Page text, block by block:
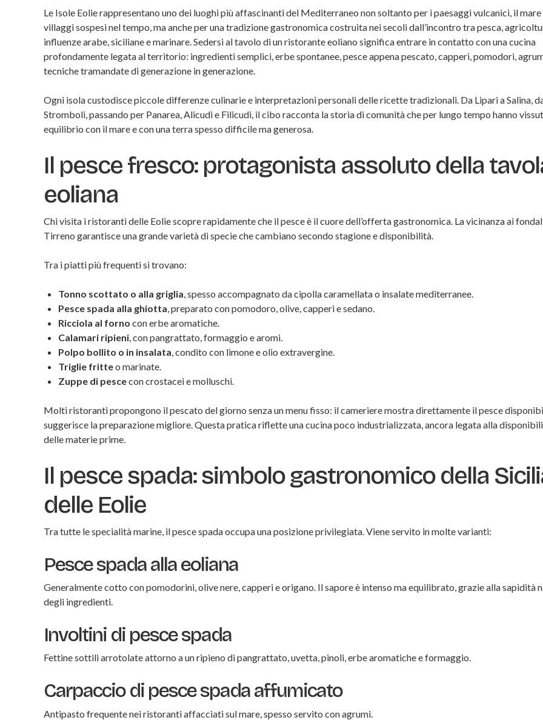
Le Isole Eolie rappresentano uno dei luoghi più affascinanti del Mediterraneo non soltanto per i paesaggi vulcanici, il
villaggi sospesi nel tempo, ma anche per una tradizione gastronomica costruita nei secoli dall’incontro tra pesca,
influenze arabe, siciliane e marinare. Sedersi al tavolo di un ristorante eoliano significa entrare in contatto con una cucina
profondamente legata al territorio: ingredienti semplici, erbe spontanee, pesce appena pescato, capperi, pomodori,
tecniche tramandate di generazione in generazione.
Ogni isola custodisce piccole differenze culinarie e interpretazioni personali delle ricette tradizionali. Da Lipari a Salina,
Stromboli, passando per Panarea, Alicudi e Filicudi, il cibo racconta la storia di comunità che per lungo tempo hanno
equilibrio con il mare e con una terra spesso difficile ma generosa.
Il pesce fresco: protagonista assoluto della
eoliana
Chi visita i ristoranti delle Eolie scopre rapidamente che il pesce è il cuore dell’offerta gastronomica. La vicinanza ai
Tirreno garantisce una grande varietà di specie che cambiano secondo stagione e disponibilità.
Tra i piatti più frequenti si trovano:
Tonno scottato o alla griglia , spesso accompagnato da cipolla caramellata o insalate mediterranee.
Pesce spada alla ghiotta , preparato con pomodoro, olive, capperi e sedano.
Ricciola al forno con erbe aromatiche.
Calamari ripieni , con pangrattato, formaggio e aromi.
Polpo bollito o in insalata , condito con limone e olio extravergine.
Triglie fritteo marinate.
Zuppe di pescecon crostacei e molluschi.
Molti ristoranti propongono il pescato del giorno senza un menu fisso: il cameriere mostra direttamente il pesce
suggerisce la preparazione migliore. Questa pratica riflette una cucina poco industrializzata, ancora legata alla
delle materie prime.
Il pesce spada: simbolo gastronomico della
delle Eolie
Tra tutte le specialità marine, il pesce spada occupa una posizione privilegiata. Viene servito in molte varianti:
Pesce spada alla eoliana
Generalmente cotto con pomodorini, olive nere, capperi e origano. Il sapore è intenso ma equilibrato, grazie alla sapidità
degli ingredienti.
Involtini di pesce spada
Fettine sottili arrotolate attorno a un ripieno di pangrattato, uvetta, pinoli, erbe aromatiche e formaggio.
Carpaccio di pesce spada affumicato
Antipasto frequente nei ristoranti affacciati sul mare, spesso servito con agrumi.